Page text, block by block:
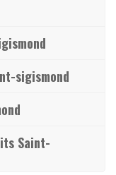
sigismond
Saint-